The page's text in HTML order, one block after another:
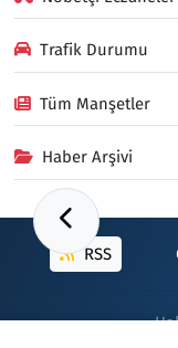
Trafik Durumu
Tüm Manşetler
Haber Arşivi
RSS